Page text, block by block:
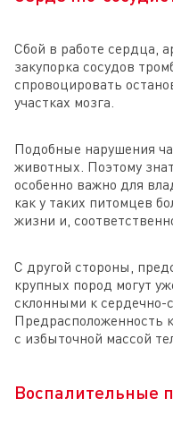
Сбой в работе сердца,
закупорка сосудов
спровоцировать
участках мозга.
Подобные нарушения
животных. Поэтому
особенно важно для
как у таких питомцев
жизни и,
С другой стороны,
крупных пород могут
склонными к
Предрасположенность
с избыточной массой
Воспалительные